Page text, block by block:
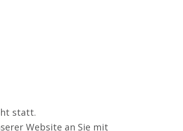
statt.
Website an Sie mit